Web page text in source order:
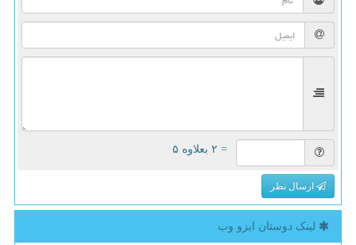
= ۲ بعلاوه ۵
ارسال نظر
لینک دوستان ایزو وب